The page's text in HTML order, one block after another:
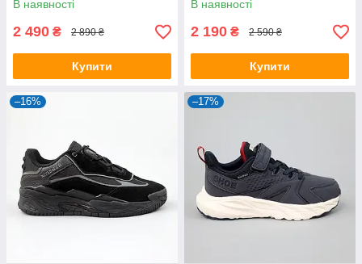
В наявності
2 490 ₴ 2 890 ₴
Купити
В наявності
2 190 ₴ 2 590 ₴
Купити
–16% –17%